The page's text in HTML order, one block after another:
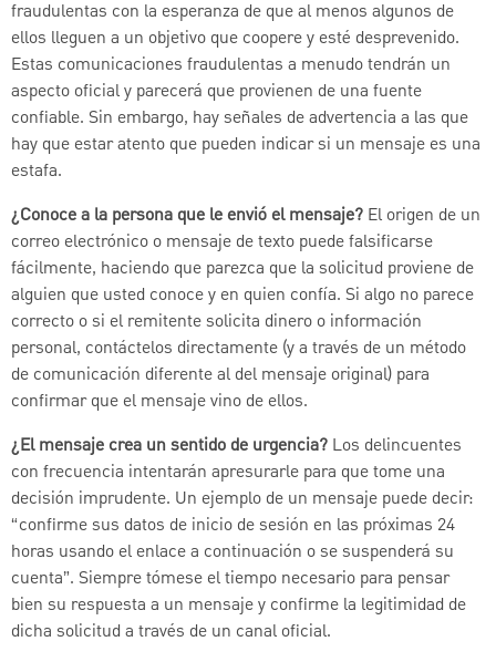
fraudulentas con la esperanza de que al menos algunos de
ellos lleguen a un objetivo que coopere y esté desprevenido.
Estas comunicaciones fraudulentas a menudo tendrán un
aspecto oficial y parecerá que provienen de una fuente
confiable. Sin embargo, hay señales de advertencia a las que
hay que estar atento que pueden indicar si un mensaje es una
estafa.
¿Conoce a la persona que le envió el mensaje? El origen de un
correo electrónico o mensaje de texto puede falsificarse
fácilmente, haciendo que parezca que la solicitud proviene de
alguien que usted conoce y en quien confía. Si algo no parece
correcto o si el remitente solicita dinero o información
personal, contáctelos directamente (y a través de un método
de comunicación diferente al del mensaje original) para
confirmar que el mensaje vino de ellos.
¿El mensaje crea un sentido de urgencia? Los delincuentes
con frecuencia intentarán apresurarle para que tome una
decisión imprudente. Un ejemplo de un mensaje puede decir:
“confirme sus datos de inicio de sesión en las próximas 24
horas usando el enlace a continuación o se suspenderá su
cuenta”. Siempre tómese el tiempo necesario para pensar
bien su respuesta a un mensaje y confirme la legitimidad de
dicha solicitud a través de un canal oficial.